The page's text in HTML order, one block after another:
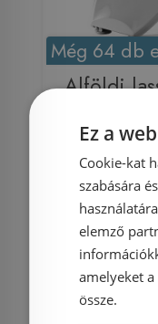
Még 64 db
Alföldi
Ez a
Cookie-kat
szabására
elemző
amelyeket
össze.